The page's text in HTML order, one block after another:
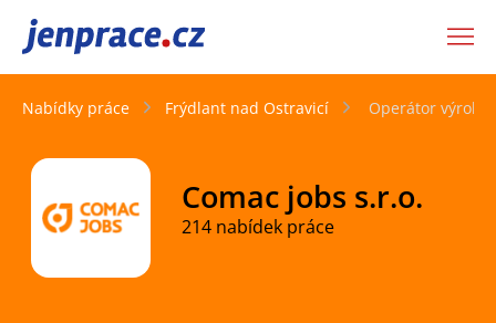
JenPráce.cz
Nabídky práce Frýdlant nad Ostravicí Operátor výroby
Comac jobs s.r.o.
214 nabídek práce